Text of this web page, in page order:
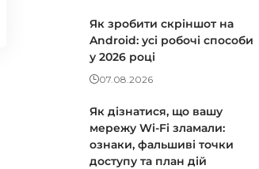
Як зробити скріншот на
Android: усі робочі способи
у 2026 році
07.08.2026
Як дізнатися, що вашу
мережу Wi-Fi зламали:
ознаки, фальшиві точки
доступу та план дій